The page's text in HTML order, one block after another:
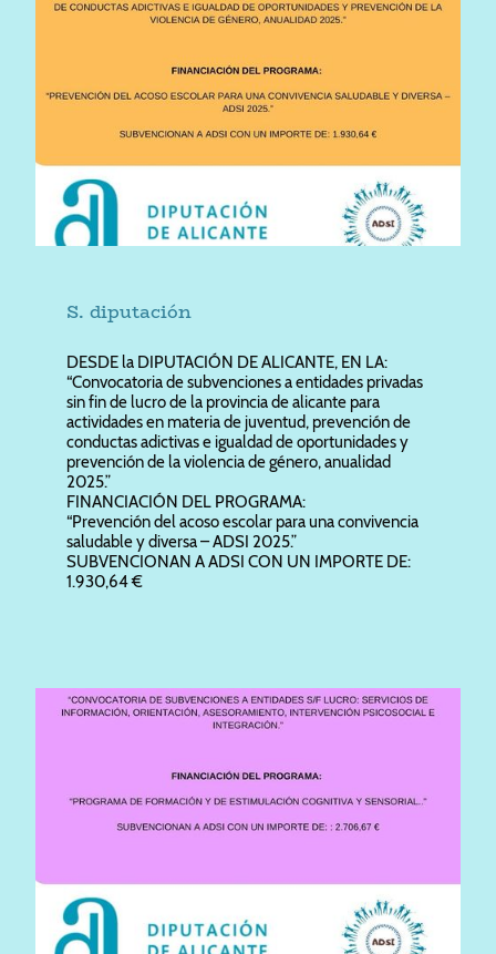
S. diputación
DESDE la DIPUTACIÓN DE ALICANTE, EN LA:
“Convocatoria de subvenciones a entidades privadas
sin fin de lucro de la provincia de alicante para
actividades en materia de juventud, prevención de
conductas adictivas e igualdad de oportunidades y
prevención de la violencia de género, anualidad
2025.”
FINANCIACIÓN DEL PROGRAMA:
“Prevención del acoso escolar para una convivencia
saludable y diversa – ADSI 2025.”
SUBVENCIONAN A ADSI CON UN IMPORTE DE:
1.930,64 €